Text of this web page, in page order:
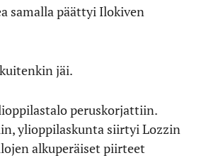
samalla päättyi Ilokiven
jäi.
peruskorjattiin.
ylioppilaskunta siirtyi Lozzin
alkuperäiset piirteet